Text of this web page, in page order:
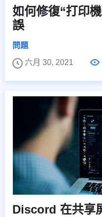
如何修復“打印
誤
問題
六月 30, 2021
Discord 在共享